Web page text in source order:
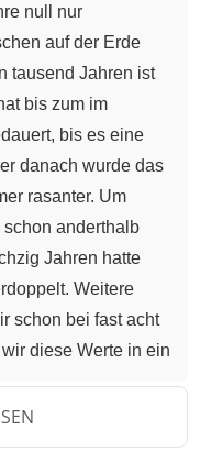
null nur
auf der Erde
tausend Jahren ist
bis zum im
bis es eine
danach wurde das
rasanter. Um
anderthalb
Jahren hatte
Weitere
schon bei fast acht
diese Werte in ein
am besten mit
lässt. Was